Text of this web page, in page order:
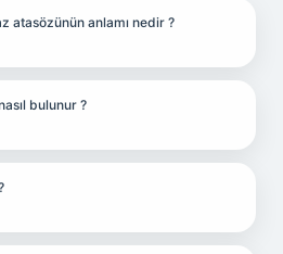
atasözünün anlamı nedir ?
bulunur ?